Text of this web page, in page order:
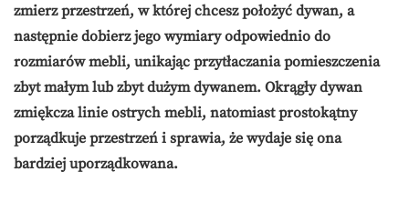
zmierz przestrzeń, w której chcesz położyć dywan, a
następnie dobierz jego wymiary odpowiednio do
rozmiarów mebli, unikając przytłaczania pomieszczenia
zbyt małym lub zbyt dużym dywanem. Okrągły dywan
zmiękcza linie ostrych mebli, natomiast prostokątny
porządkuje przestrzeń i sprawia, że wydaje się ona
bardziej uporządkowana.